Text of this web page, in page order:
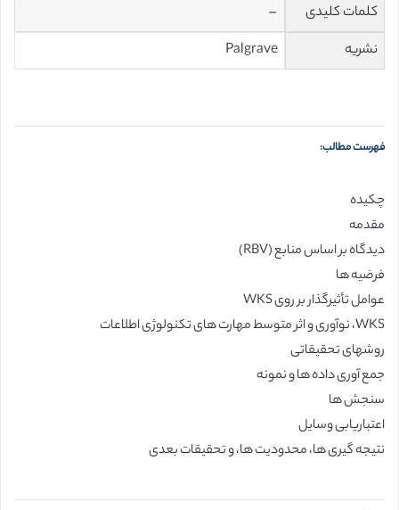
کلمات کلیدی
–
نشریه
Palgrave
فهرست مطالب:
چکیده
مقدمه
دیدگاه بر اساس منابع (RBV)
فرضیه ها
عوامل تأثیرگذار بر روی WKS
WKS، نوآوری و اثر متوسط مهارت های تکنولوژی اطلاعات
روشهای تحقیقاتی
جمع آوری داده ها و نمونه
سنجش ها
اعتباریابی وسایل
نتیجه گیری ها، محدودیت ها، و تحقیقات بعدی